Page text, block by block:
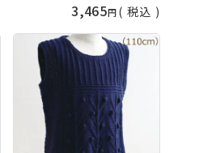
供 こども ベビー 赤ちゃん 胴
着 ピンク 青 ブルー かわい
い 手編み 手作り 手芸 毛糸
ダルマ 横田 ykt 手芸の山久
3,465 税込